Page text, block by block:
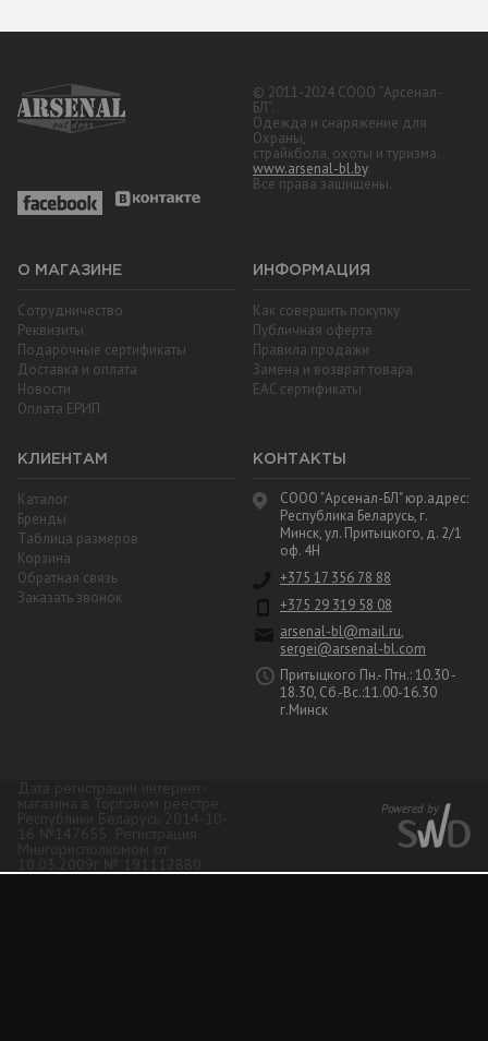
© 2011-2024 СООО “Арсенал-
БЛ”.
Одежда и снаряжение для
Охраны,
страйкбола, охоты и туризма.
www.arsenal-bl.by.
Все права защищены.
О МАГАЗИНЕ
Сотрудничество
Реквизиты
Подарочные сертификаты
Доставка и оплата
Новости
Оплата ЕРИП
ИНФОРМАЦИЯ
Как совершить покупку
Публичная оферта
Правила продажи
Замена и возврат товара
EAC cертификаты
КЛИЕНТАМ
Каталог
Бренды
Таблица размеров
Корзина
Обратная связь
Заказать звонок
КОНТАКТЫ
СООО "Арсенал-БЛ" юр.адрес:
Республика Беларусь, г.
Минск, ул. Притыцкого, д. 2/1
оф. 4Н
+375 17 356 78 88
+375 29 319 58 08
arsenal-bl@mail.ru,
sergei@arsenal-bl.com
Притыцкого Пн.- Птн.: 10.30 -
18.30, Сб.-Вс.:11.00-16.30
г.Минск
Республики Беларусь 2014-10-
16 №147655 Регистрация
10.03.2009г № 191112880